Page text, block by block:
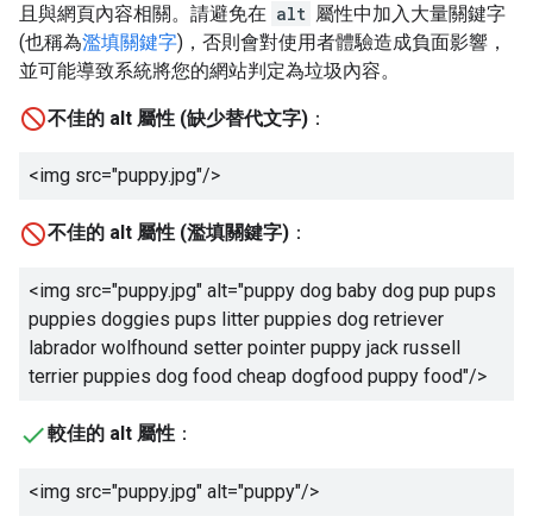
且與網頁內容相關。請避免在 alt 屬性中加入大量關鍵字
(也稱為濫填關鍵字)，否則會對使用者體驗造成負面影響，
並可能導致系統將您的網站判定為垃圾內容。
不佳的 alt 屬性 (缺少替代文字) ：
<img src="puppy.jpg"/>
不佳的 alt 屬性 (濫填關鍵字) ：
<img src="puppy.jpg" alt="puppy dog baby dog pup pups
puppies doggies pups litter puppies dog retriever
labrador wolfhound setter pointer puppy jack russell
terrier puppies dog food cheap dogfood puppy food"/>
較佳的 alt 屬性 ：
<img src="puppy.jpg" alt="puppy"/>